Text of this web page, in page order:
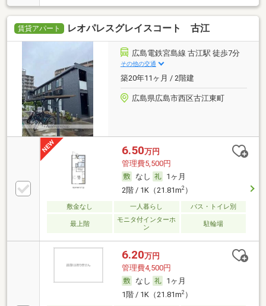
賃貸アパート レオパレスグレイスコート 古江
広島電鉄宮島線 古江駅 徒歩7分
その他の交通
築20年11ヶ月 / 2階建
広島県広島市西区古江東町
6.50万円
管理費5,500円
なし
1ヶ月
2階 / 1K（21.81m2）
敷金なし 一人暮らし バス・トイレ別
最上階
モニタ付インターホ
ン
駐輪場
6.20万円
管理費4,500円
なし
1ヶ月
1階 / 1K（21.81m2）